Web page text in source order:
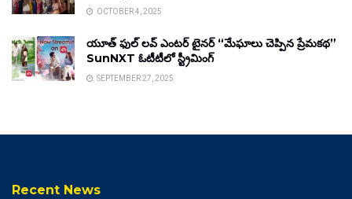
OCTOBER 4, 2025
యూత్ ఫుల్ లవ్ ఎంటర్ టైనర్ “మేఘాలు చెప్పిన ప్రేమకథ”
SunNXT ఓటీటీలో స్ట్రీమింగ్
SEPTEMBER 27, 2025
Recent News